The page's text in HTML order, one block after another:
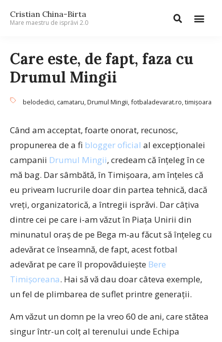
Cristian China-Birta
Mare maestru de isprăvi 2.0
Care este, de fapt, faza cu
Drumul Mingii
belodedici, camataru,Drumul Mingii,fotbaladevarat.ro,timişoara
Când am acceptat, foarte onorat, recunosc,
propunerea de a fi blogger oficial al excepționalei
campanii Drumul Mingii, credeam că înțeleg în ce
mă bag. Dar sâmbătă, în Timișoara, am înțeles că
eu priveam lucrurile doar din partea tehnică, dacă
vreți, organizatorică, a întregii isprăvi. Dar câțiva
dintre cei pe care i-am văzut în Piața Unirii din
minunatul oraș de pe Bega m-au făcut să înțeleg cu
adevărat ce înseamnă, de fapt, acest fotbal
adevărat pe care îl propovăduiește Bere
Timișoreana. Hai să vă dau doar câteva exemple,
un fel de plimbarea de suflet printre generații.
Am văzut un domn pe la vreo 60 de ani, care stătea
singur într-un colț al terenului unde Echipa